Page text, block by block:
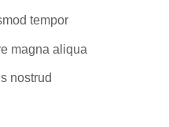
tempor
magna aliqua
nostrud